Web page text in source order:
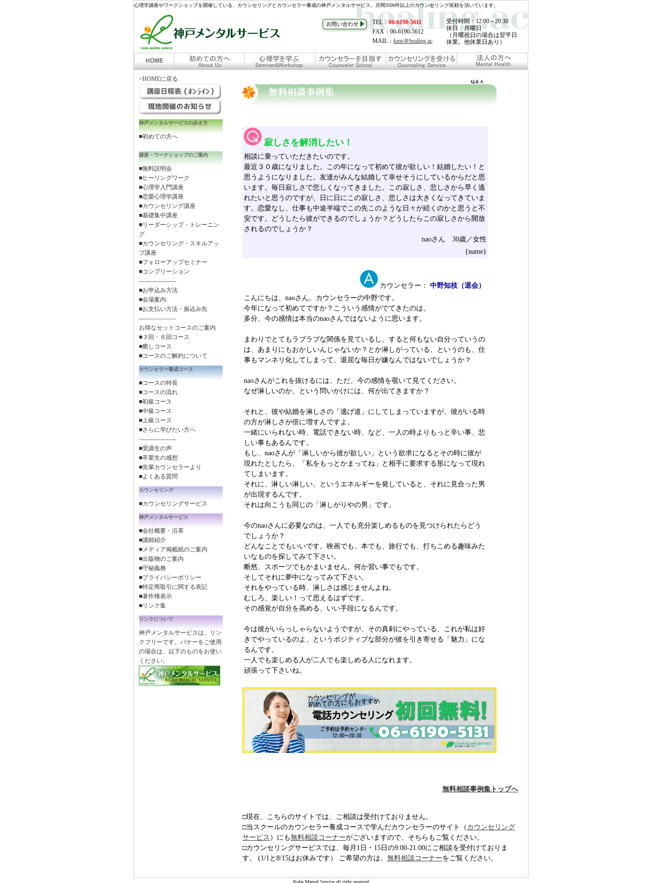
心理学講座やワークショップを開催している、カウンセリングとカウンセラー養成の神戸メンタルサービス。月間3500件以上のカウンセリング依頼を頂いています。
TEL： 06-6190-5611
FAX：06-6190-5612
MAIL： kms＠healing.ac
受付時間：12:00～20:30
休日：月曜日
（月曜祝日の場合は翌平日
休業。他休業日あり）
<HOMEに戻る
神戸メンタルサービスの歩き方
■初めての方へ
講座・ワークショップのご案内
■無料説明会
■ヒーリングワーク
■心理学入門講座
■恋愛心理学講座
■カウンセリング講座
■基礎集中講座
■リーダーシップ・トレーニン
グ
■カウンセリング・スキルアッ
プ講座
■フォローアップセミナー
■コンプリーション
-------------------
■お申込み方法
■会場案内
■お支払い方法・振込み先
-------------------
お得なセットコースのご案内
■３回・６回コース
■癒しコース
■コースのご解約について
カウンセラー養成コース
■コースの特長
■コースの流れ
■初級コース
■中級コース
■上級コース
■さらに学びたい方へ
-------------------
■受講生の声
■卒業生の感想
■先輩カウンセラーより
■よくある質問
カウンセリング
■カウンセリングサービス
神戸メンタルサービス
■会社概要・沿革
■講師紹介
■メディア掲載紙のご案内
■出版物のご案内
■守秘義務
■プライバシーポリシー
■特定商取引に関する表記
■著作権表示
■リンク集
リンクについて
神戸メンタルサービスは、リン
クフリーです。バナーをご使用
の場合は、以下のものをお使い
ください。
寂しさを解消したい！
相談に乗っていただきたいのです。
最近３０歳になりました。この年になって初めて彼が欲しい！結婚したい！と
思うようになりました。友達がみんな結婚して幸せそうにしているからだと思
います。毎日寂しさで悲しくなってきました。この寂しさ、悲しさから早く逃
れたいと思うのですが、日に日にこの寂しさ、悲しさは大きくなってきていま
す。恋愛なし、仕事も中途半端でこの先このような日々が続くのかと思うと不
安です。どうしたら彼ができるのでしょうか？どうしたらこの寂しさから開放
されるのでしょうか？
naoさん 30歳／女性
{name}
カウンセラー： 中野知枝（退会）
こんにちは、naoさん。カウンセラーの中野です。
今年になって初めてですか？こういう感情がでてきたのは。
多分、今の感情は本当のnaoさんではないように思います。
まわりでとてもラブラブな関係を見ているし、すると何もない自分っていうの
は、あまりにもおかしいんじゃないか？とか淋しがっている、というのも、仕
事もマンネリ化してしまって、退屈な毎日が嫌なんではないでしょうか？
naoさんがこれを抜けるには、ただ、今の感情を覗いて見てください。
なぜ淋しいのか、という問いかけには、何が出てきますか？
それと、彼や結婚を淋しさの「逃げ道」にしてしまっていますが、彼がいる時
の方が淋しさが倍に増すんですよ。
一緒にいられない時、電話できない時、など、一人の時よりもっと辛い事、悲
しい事もあるんです。
もし、naoさんが「淋しいから彼が欲しい」という欲求になるとその時に彼が
現れたとしたら、「私をもっとかまってね」と相手に要求する形になって現れ
てしまいます。
それに、淋しい淋しい、というエネルギーを発していると、それに見合った男
が出現するんです。
それは向こうも同じの「淋しがりやの男」です。
今のnaoさんに必要なのは、一人でも充分楽しめるものを見つけられたらどう
でしょうか？
どんなことでもいいです。映画でも、本でも、旅行でも、打ちこめる趣味みた
いなものを探してみて下さい。
断然、スポーツでもかまいません。何か習い事でもです。
そしてそれに夢中になってみて下さい。
それをやっている時、淋しさは感じませんよね。
むしろ、楽しい！って思えるはずです。
その感覚が自分を高める、いい手段になるんです。
今は彼がいらっしゃらないようですが、その真剣にやっている、これが私は好
きでやっているのよ、というポジティブな部分が彼を引き寄せる「魅力」にな
るんです。
一人でも楽しめる人が二人でも楽しめる人になれます。
頑張って下さいね。
無料相談事例集トップへ
□現在、こちらのサイトでは、ご相談は受付けておりません。
□当スクールのカウンセラー養成コースで学んだカウンセラーのサイト（ カウンセリング
サービス ）にも無料相談コーナーがございますので、そちらもご覧ください。
□カウンセリングサービスでは、毎月1日・15日の9:00-21:00にご相談を受付けておりま
す。 (1/1と8/15はお休みです） ご希望の方は、 無料相談コーナーをご覧ください。
Kobe Mental Service all right reserved